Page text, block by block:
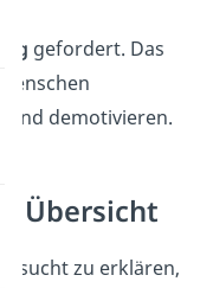
gefordert. Das
und demotivieren.
Übersicht
zu erklären,